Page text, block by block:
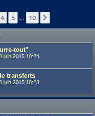
4 5 10
tout”
juin 2015 10:24
transferts
juin 2015 10:23